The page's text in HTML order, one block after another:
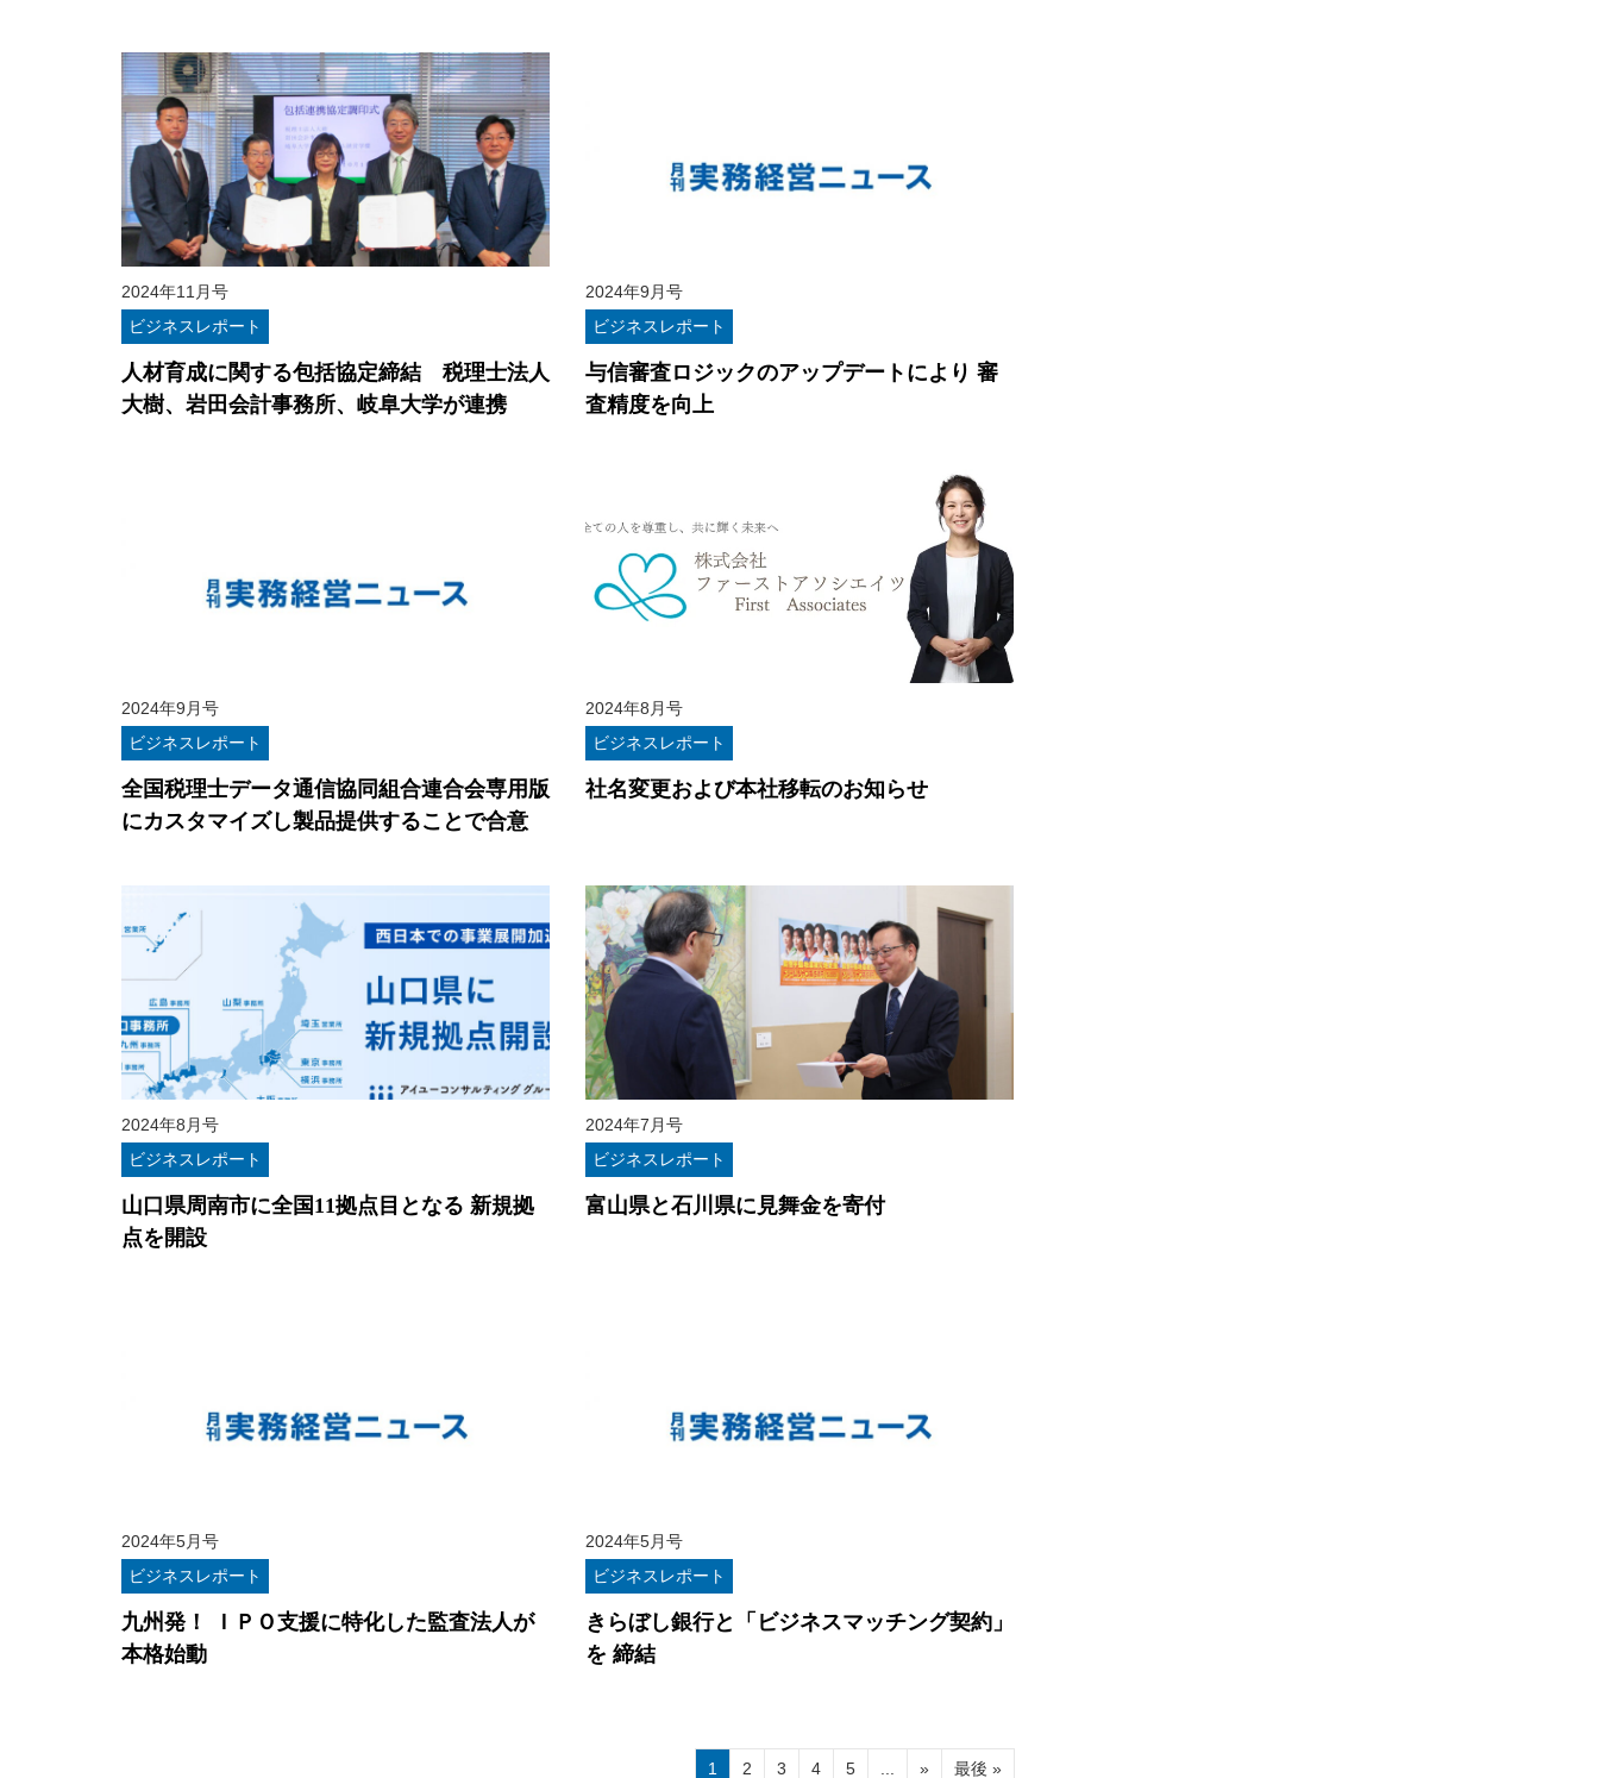
2024年11月号
ビジネスレポート
人材育成に関する包括協定締結 税理士法人
大樹、岩田会計事務所、岐阜大学が連携
2024年9月号
ビジネスレポート
与信審査ロジックのアップデートにより 審
査精度を向上
2024年9月号
ビジネスレポート
全国税理士データ通信協同組合連合会専用版
にカスタマイズし製品提供することで合意
2024年8月号
ビジネスレポート
社名変更および本社移転のお知らせ
2024年8月号
ビジネスレポート
山口県周南市に全国11拠点目となる 新規拠
点を開設
2024年7月号
ビジネスレポート
富山県と石川県に見舞金を寄付
2024年5月号
ビジネスレポート
九州発！ ＩＰＯ支援に特化した監査法人が
本格始動
2024年5月号
ビジネスレポート
きらぼし銀行と「ビジネスマッチング契約」
を 締結
1 2 3 4 5 » 最後 »